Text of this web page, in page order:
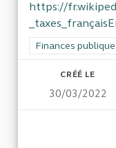
https://
Filtrer les
Finances
CRÉÉ LE
30/03/2022